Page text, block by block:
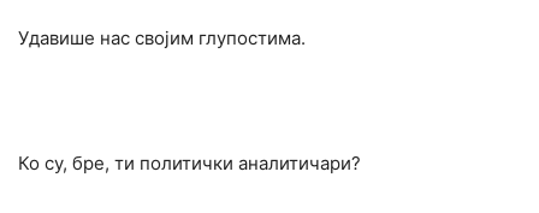
Удавише нас својим глупостима.
Ко су, бре, ти политички аналитичари?